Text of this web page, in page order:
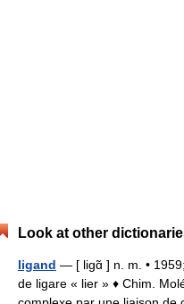
Look at other
ligand — [ ligɑ̃ ] n. m. •
de ligare « lier » ♦ Chim.